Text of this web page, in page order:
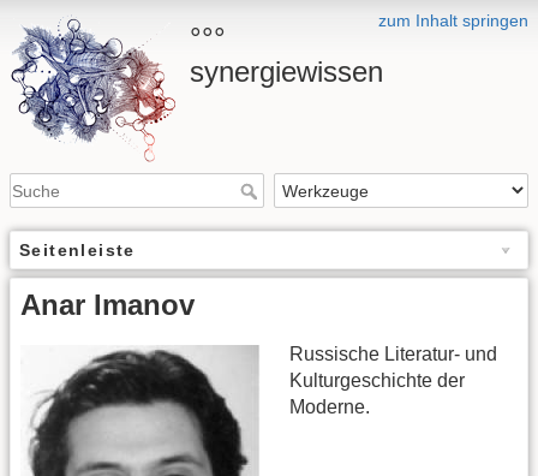
zum Inhalt springen
°°°
synergiewissen
Seitenleiste
Anar Imanov
Russische Literatur- und
Kulturgeschichte der
Moderne.